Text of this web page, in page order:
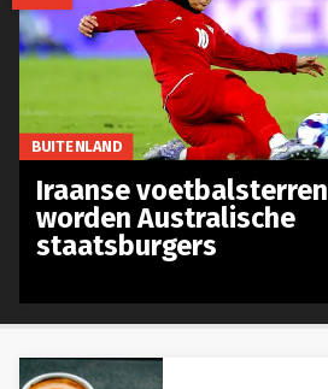
BUITENLAND
Iraanse voetbalsterren
worden Australische
staatsburgers